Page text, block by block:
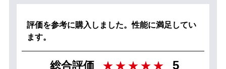
評価を参考に購入しました。性能に満足してい
ます。
総合評価 5